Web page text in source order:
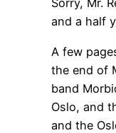
Sorry, Mr.
and a half
A few
the end of
band
Oslo, and
and the